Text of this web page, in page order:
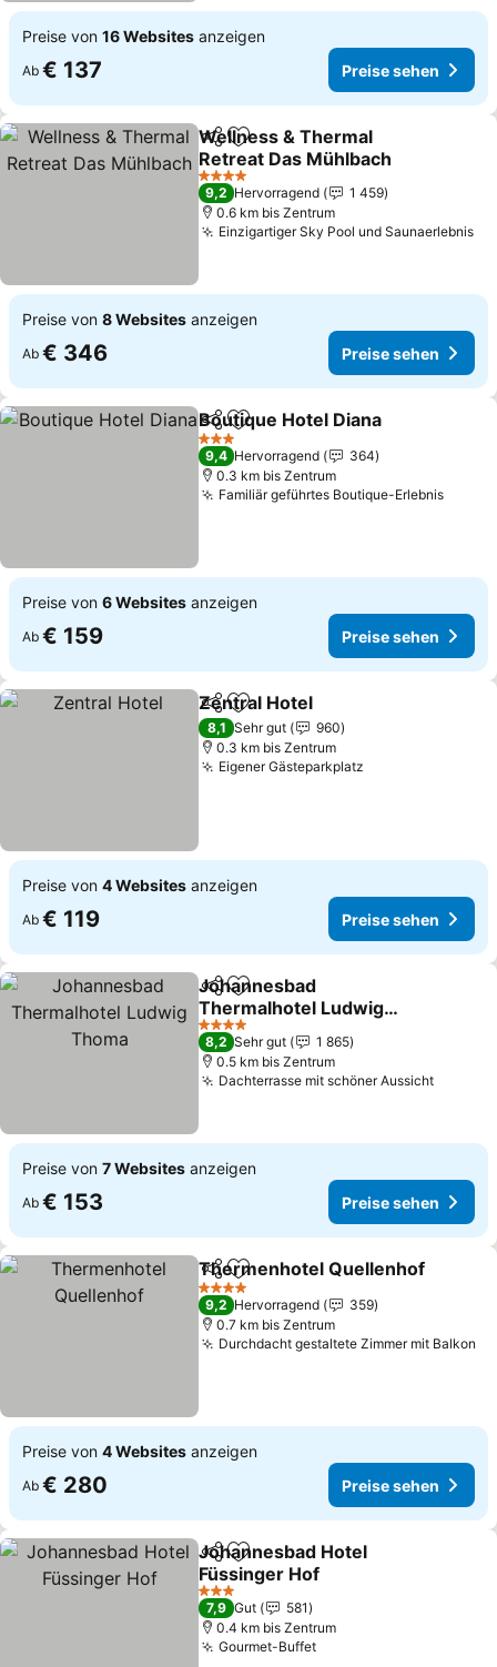
Preise von 16 Websites anzeigen
Ab € 137 Preise sehen
TeilenZu Favoriten hinzufügen
Wellness & Thermal
Retreat Das Mühlbach
Preise sehen
4 Sterne
9,2 Hervorragend
1 459
0.6 km bis Zentrum
Einzigartiger Sky Pool und Saunaerlebnis
Preise von 8 Websites anzeigen
Ab € 346 Preise sehen
TeilenZu Favoriten hinzufügen
Boutique Hotel Diana
3 Sterne
9,4 Hervorragend
364
0.3 km bis Zentrum
Familiär geführtes Boutique-Erlebnis
Preise von 6 Websites anzeigen
Ab € 159 Preise sehen
TeilenZu Favoriten hinzufügen
Zentral Hotel
8,1 Sehr gut
960
0.3 km bis Zentrum
Eigener Gästeparkplatz
Preise von 4 Websites anzeigen
Ab € 119 Preise sehen
TeilenZu Favoriten hinzufügen
Johannesbad
Thermalhotel Ludwig
Thoma
Preise sehen
4 Sterne
8,2 Sehr gut
1 865
0.5 km bis Zentrum
Dachterrasse mit schöner AussichtPreise
Preise von 7 Websites anzeigen
Ab € 153 Preise sehen
TeilenZu Favoriten hinzufügen
Thermenhotel Quellenhof
4 Sterne
9,2 Hervorragend
359
0.7 km bis Zentrum
Durchdacht gestaltete Zimmer mit Balkon
Preise von 4 Websites anzeigen
Ab € 280 Preise sehen
TeilenZu Favoriten hinzufügen
Johannesbad Hotel
Füssinger Hof
Preise sehen
3 Sterne
7,9 Gut
581
0.4 km bis Zentrum
Gourmet-BuffetPreise sehen